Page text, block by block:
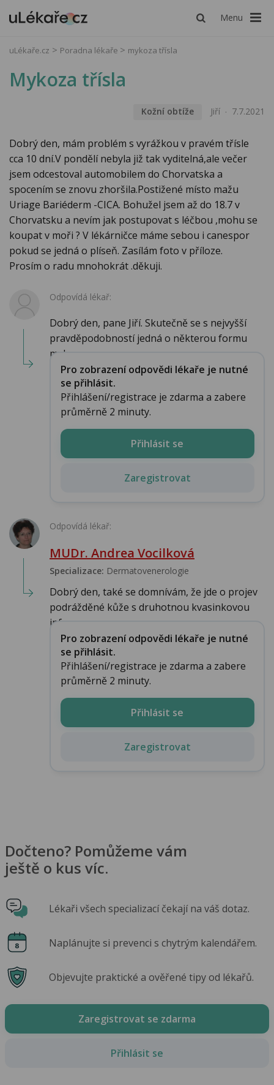
Menu
uLékaře.cz Poradna lékaře mykoza třísla
Mykoza třísla
Kožní obtíže Jiří 7.7.2021
Dobrý den, mám problém s vyrážkou v pravém třísle
cca 10 dní.V pondělí nebyla již tak vyditelná,ale večer
jsem odcestoval automobilem do Chorvatska a
spocením se znovu zhoršila.Postižené místo mažu
Uriage Bariéderm -CICA. Bohužel jsem až do 18.7 v
Chorvatsku a nevím jak postupovat s léčbou ,mohu se
koupat v moři ? V lékárničce máme sebou i canespor
pokud se jedná o plíseň. Zasílám foto v příloze.
Prosím o radu mnohokrát .děkuji.
Odpovídá lékař:
Dobrý den, pane Jiří. Skutečně se s nejvyšší
pravděpodobností jedná o některou formu
myk...
Pro zobrazení odpovědi lékaře je nutné
se přihlásit.
Přihlášení/registrace je zdarma a zabere
průměrně 2 minuty.
Přihlásit se
Zaregistrovat
Odpovídá lékař:
MUDr. Andrea Vocilková
Specializace: Dermatovenerologie
Dobrý den, také se domnívám, že jde o projev
podrážděné kůže s druhotnou kvasinkovou
infe...
Pro zobrazení odpovědi lékaře je nutné
se přihlásit.
Přihlášení/registrace je zdarma a zabere
průměrně 2 minuty.
Přihlásit se
Zaregistrovat
Dočteno? Pomůžeme vám
ještě o kus víc.
Lékaři všech specializací čekají na váš dotaz.
Naplánujte si prevenci s chytrým kalendářem.
Objevujte praktické a ověřené tipy od lékařů.
Zaregistrovat se zdarma
Přihlásit se